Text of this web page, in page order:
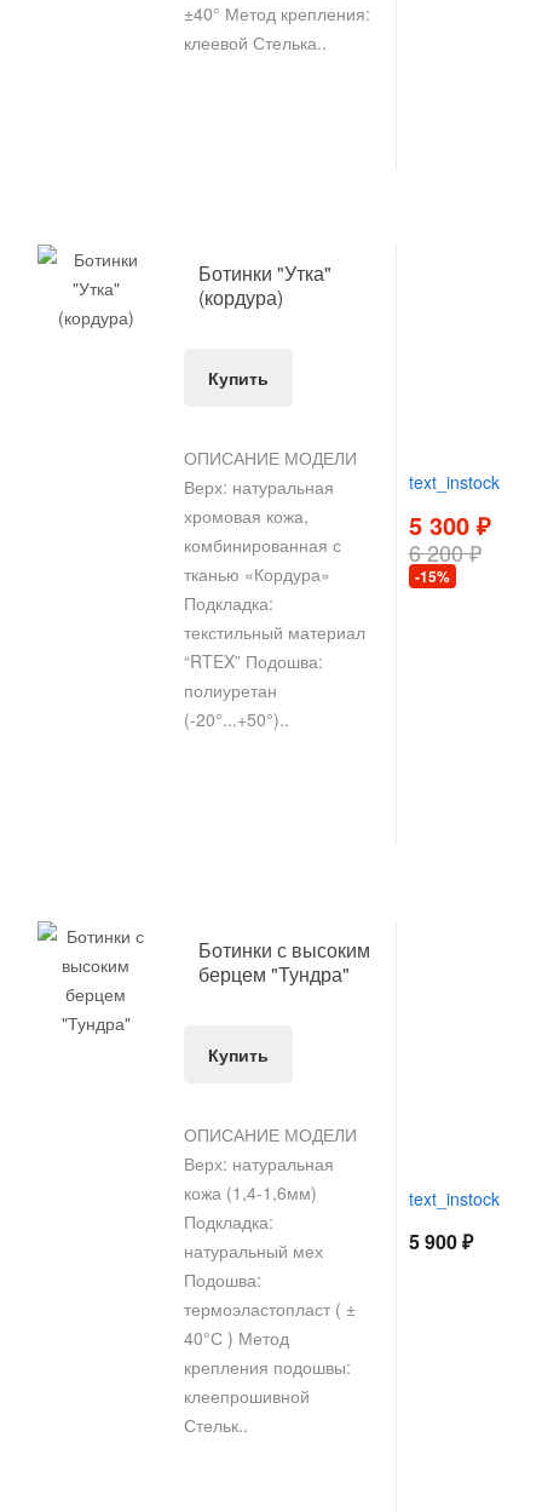
±40° Метод крепления:
клеевой Стелька..
Ботинки "Утка"
(кордура)
Купить
ОПИСАНИЕ МОДЕЛИ
Верх: натуральная
хромовая кожа,
комбинированная с
тканью «Кордура»
Подкладка:
текстильный материал
“RTEX” Подошва:
полиуретан
(-20°...+50°)..
text_instock
5 300 ₽
6 200 ₽
-15%
Ботинки с высоким
берцем "Тундра"
Купить
ОПИСАНИЕ МОДЕЛИ
Верх: натуральная
кожа (1,4-1,6мм)
Подкладка:
натуральный мех
Подошва:
термоэластопласт ( ±
40°С ) Метод
крепления подошвы:
клеепрошивной
Стельк..
text_instock
5 900 ₽